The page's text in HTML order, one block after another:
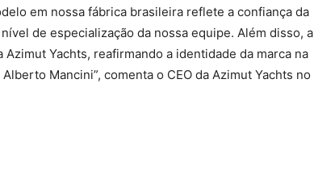
em nossa fábrica brasileira reflete a confiança da
de especialização da nossa equipe. Além disso, a
Yachts, reafirmando a identidade da marca na
Mancini”, comenta o CEO da Azimut Yachts no